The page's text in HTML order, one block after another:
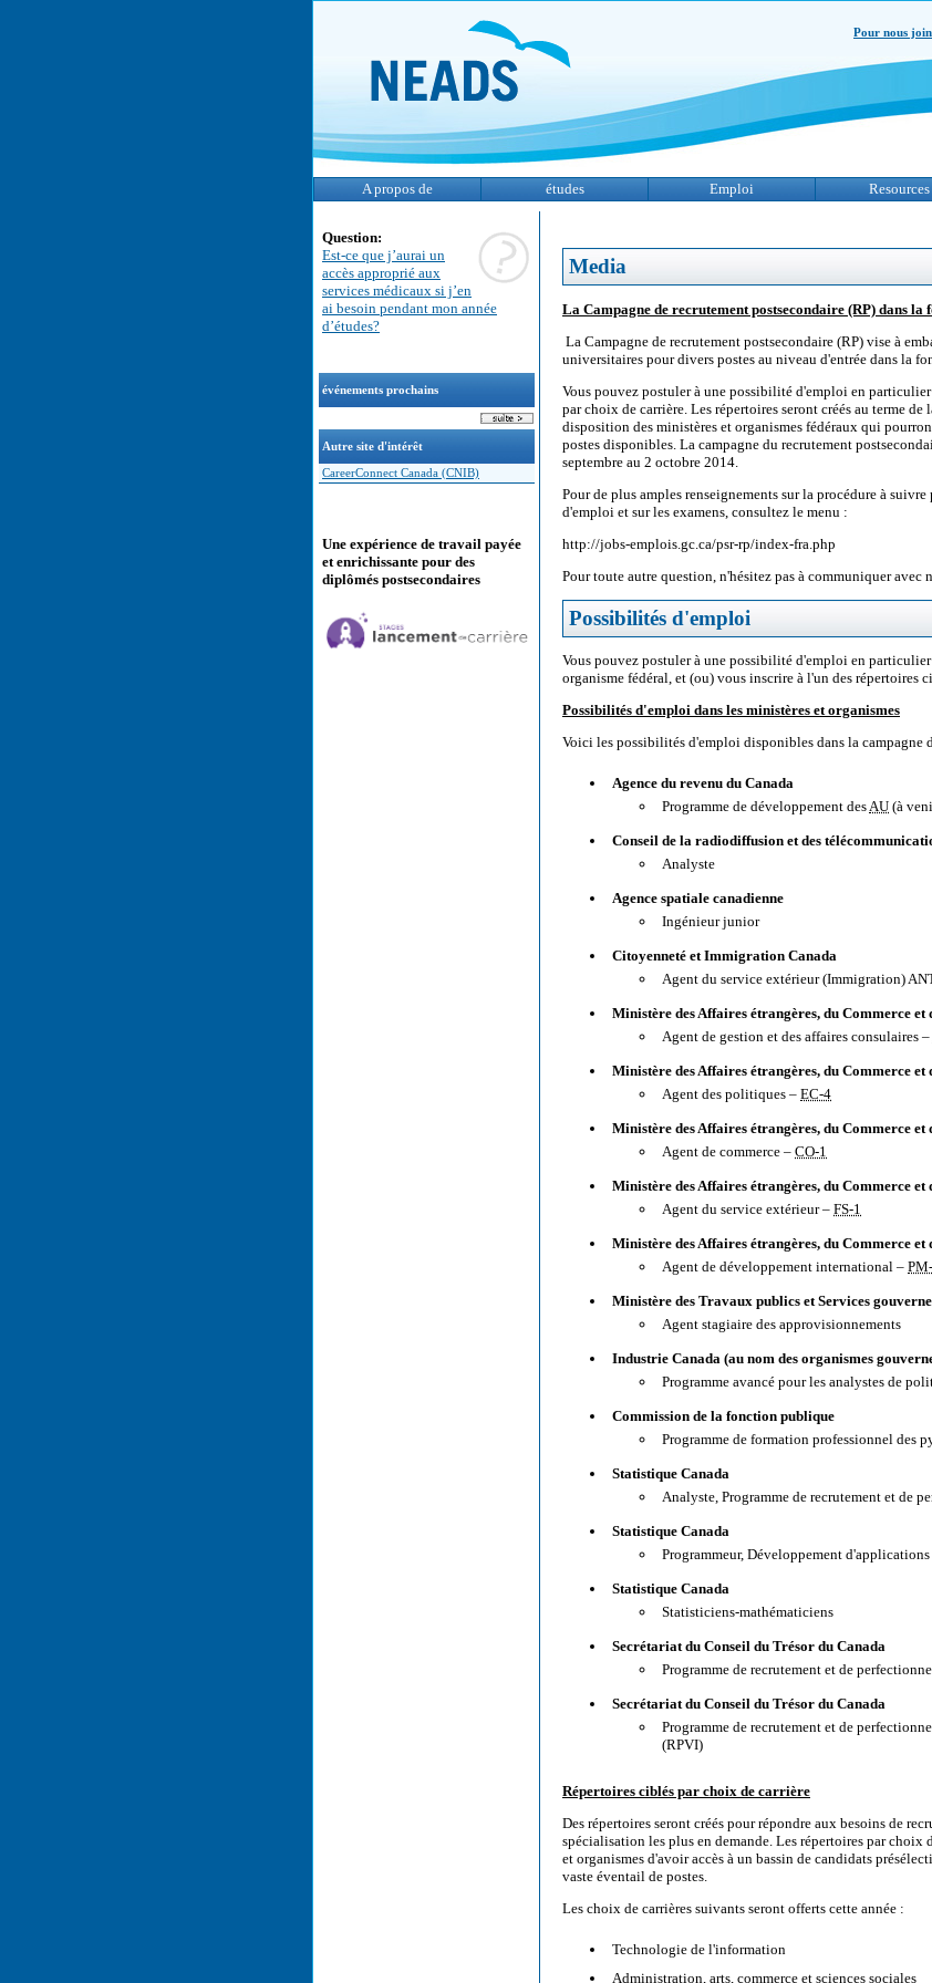
Pour nous
A propos de études Emploi Resources
Question:
Est-ce que j’aurai un
accès approprié aux
services médicaux si j’en
ai besoin pendant mon année
d’études?
événements prochains
Autre site d'intérêt
CareerConnect Canada (CNIB)
Une expérience de travail payée
et enrichissante pour des
diplômés postsecondaires
Media
La Campagne de recrutement postsecondaire (RP) dans
La Campagne de recrutement postsecondaire (RP) vise à
universitaires pour divers postes au niveau d'entrée dans la
Vous pouvez postuler à une possibilité d'emploi en
par choix de carrière. Les répertoires seront créés au terme de
disposition des ministères et organismes fédéraux qui
postes disponibles. La campagne du recrutement
septembre au 2 octobre 2014.
Pour de plus amples renseignements sur la procédure à
d'emploi et sur les examens, consultez le menu :
http://jobs-emplois.gc.ca/psr-rp/index-fra.php
Pour toute autre question, n'hésitez pas à communiquer avec
Possibilités d'emploi
Vous pouvez postuler à une possibilité d'emploi en
organisme fédéral, et (ou) vous inscrire à l'un des répertoires
Possibilités d'emploi dans les ministères et organismes
Voici les possibilités d'emploi disponibles dans la campagne
Agence du revenu du Canada
Programme de développement desAU (à
Conseil de la radiodiffusion et des
Analyste
Agence spatiale canadienne
Ingénieur junior
Citoyenneté et Immigration Canada
Agent du service extérieur (Immigration)
Ministère des Affaires étrangères, du Commerce et
Agent de gestion et des affaires consulaires –
Ministère des Affaires étrangères, du Commerce et
Agent des politiques – EC-4
Ministère des Affaires étrangères, du Commerce et
Agent de commerce – CO-1
Ministère des Affaires étrangères, du Commerce et
Agent du service extérieur – FS-1
Ministère des Affaires étrangères, du Commerce et
Agent de développement international –
Ministère des Travaux publics et Services
Agent stagiaire des approvisionnements
Industrie Canada (au nom des organismes
Programme avancé pour les analystes de
Commission de la fonction publique
Programme de formation professionnel des
Statistique Canada
Analyste, Programme de recrutement et de
Statistique Canada
Programmeur, Développement d'applications
Statistique Canada
Statisticiens-mathématiciens
Secrétariat du Conseil du Trésor du Canada
Programme de recrutement et de
Secrétariat du Conseil du Trésor du Canada
Programme de recrutement et de
(RPVI)
Répertoires ciblés par choix de carrière
Des répertoires seront créés pour répondre aux besoins de
spécialisation les plus en demande. Les répertoires par choix
et organismes d'avoir accès à un bassin de candidats
vaste éventail de postes.
Les choix de carrières suivants seront offerts cette année :
Technologie de l'information
Administration, arts, commerce et sciences sociales